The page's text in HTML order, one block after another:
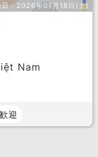
日： 2026年07月18日(土)
Nam
迎